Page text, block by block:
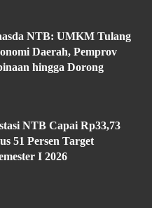
NTB: UMKM Tulang
Daerah, Pemprov
hingga Dorong
NTB Capai Rp33,73
51 Persen Target
I 2026